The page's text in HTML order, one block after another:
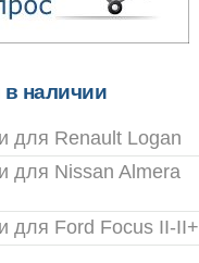
в наличии
для Renault Logan
для Nissan Almera
для Ford Focus II-II+